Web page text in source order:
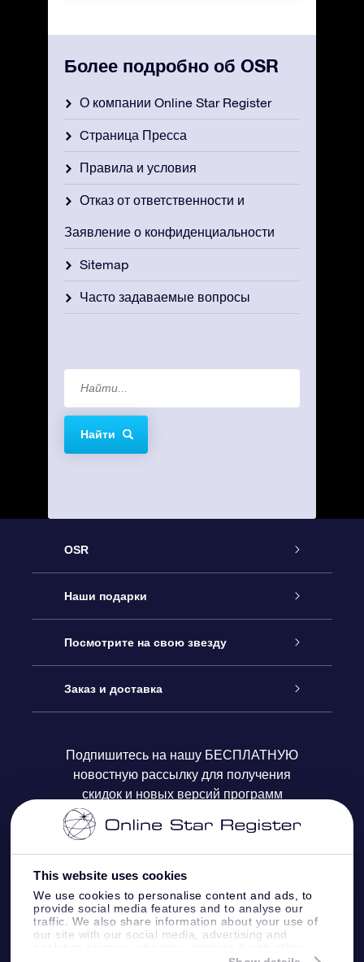
This website uses cookies
We use cookies to personalise content and ads, to
provide social media features and to analyse our
traffic. We also share information about your use of
our site with our social media, advertising and
Более подробно об OSR
О компании Online Star Register
Cтраница Пресса
Правила и условия
Отказ от ответственности и
Заявление о конфиденциальности
Sitemap
Часто задаваемые вопросы
Найти
OSR
Обслуживание
Как с нами связаться
Блог
Отзывы
Наши подарки
Онлайн подарок Online Star Gift
Подарочный набор OSR
Подарочная карта OSR
Корпоративные подарки
Посмотрите на свою звезду
Звездный реестр
Персонализированная страница Star Page
One Million Stars
OSR Starsaver
VR-приложение Fly me to the stars
Заказ и доставка
Платежная информация
Информация по доставке
Политика возврата
Созвездиях
Подпишитесь на нашу БЕСПЛАТНУЮ
новостную рассылку для получения
скидок и новых версий программ